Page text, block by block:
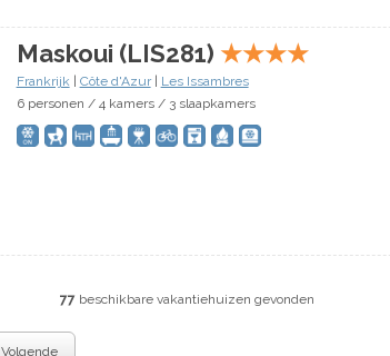
Maskoui (LIS281) ★★★★
Frankrijk | Côte d'Azur| Les Issambres
6 personen / 4 kamers / 3 slaapkamers
77beschikbare vakantiehuizen gevonden
Volgende